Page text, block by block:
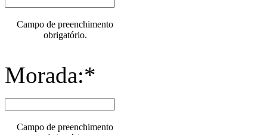
Campo de preenchimento
obrigatório.
Morada:*
Campo de preenchimento